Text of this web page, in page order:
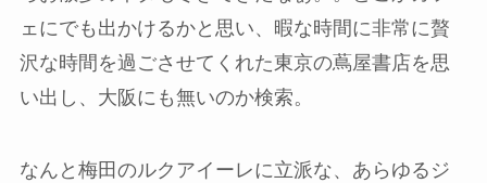
ェにでも出かけるかと思い、暇な時間に非常に贅
沢な時間を過ごさせてくれた東京の蔦屋書店を思
い出し、大阪にも無いのか検索。
なんと梅田のルクアイーレに立派な、あらゆるジ